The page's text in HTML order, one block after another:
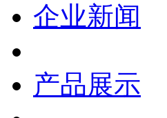
企业新闻
产品展示